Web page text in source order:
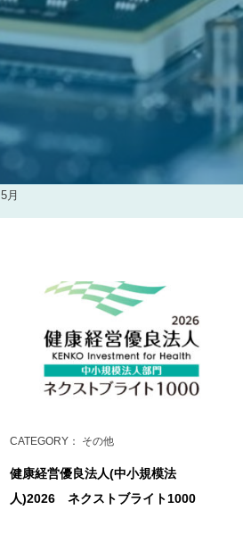
5月
CATEGORY ： その他
健康経営優良法人(中小規模法
人)2026 ネクストブライト1000